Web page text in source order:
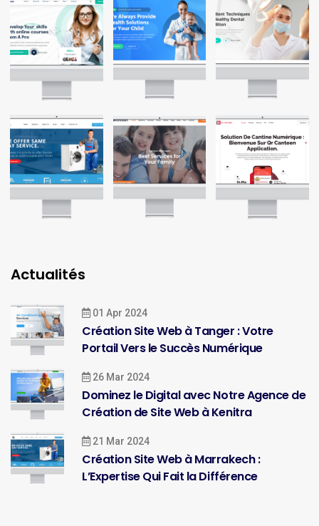
Actualités
01 Apr 2024
Création Site Web à Tanger : Votre
Portail Vers le Succès Numérique
26 Mar 2024
Dominez le Digital avec Notre Agence de
Création de Site Web à Kenitra
21 Mar 2024
Création Site Web à Marrakech :
L’Expertise Qui Fait la Différence